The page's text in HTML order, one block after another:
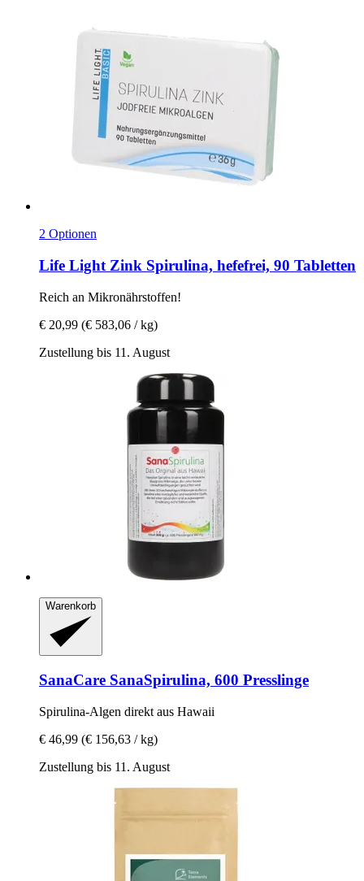
2 Optionen
Life Light Zink Spirulina, hefefrei, 90 Tabletten
Reich an Mikronährstoffen!
€ 20,99 (€ 583,06 / kg)
Zustellung bis 11. August
Warenkorb
SanaCare SanaSpirulina, 600 Presslinge
Spirulina-​Algen direkt aus Hawaii
€ 46,99 (€ 156,63 / kg)
Zustellung bis 11. August